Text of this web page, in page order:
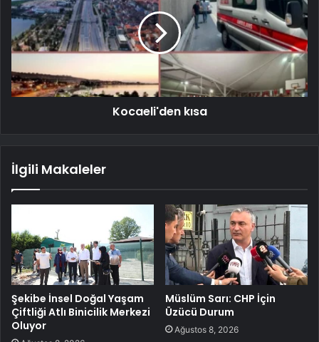
Kocaeli'den kısa
İlgili Makaleler
Şekibe İnsel Doğal Yaşam
Çiftliği Atlı Binicilik Merkezi
Oluyor
Müslüm Sarı: CHP İçin
Üzücü Durum
Ağustos 8, 2026